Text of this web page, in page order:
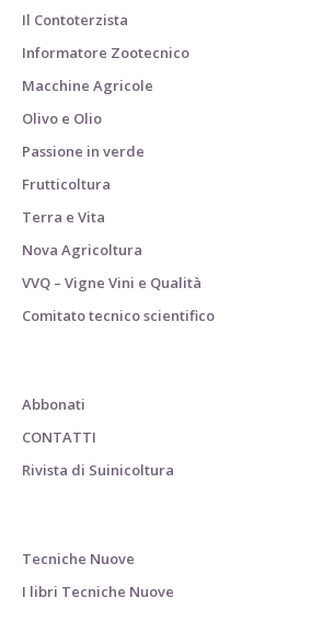
Il Contoterzista
Informatore Zootecnico
Macchine Agricole
Olivo e Olio
Passione in verde
Frutticoltura
Terra e Vita
Nova Agricoltura
VVQ – Vigne Vini e Qualità
Comitato tecnico scientifico
Abbonati
CONTATTI
Rivista di Suinicoltura
Tecniche Nuove
I libri Tecniche Nuove